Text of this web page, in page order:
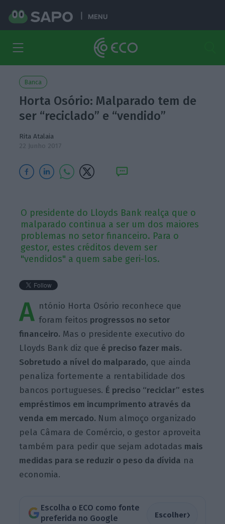
MENU
Banca
Horta Osório: Malparado tem de
ser “reciclado” e “vendido”
Rita Atalaia
22 Junho 2017
O presidente do Lloyds Bank realça que o
malparado continua a ser um dos maiores
problemas no setor financeiro. Para o
gestor, estes créditos devem ser
"vendidos" a quem sabe geri-los.
A ntónio Horta Osório reconhece que
foram feitos progressos no setor
financeiro. Mas o presidente executivo do
Lloyds Bank diz que é preciso fazer mais.
Sobretudo a nível do malparado, que ainda
penaliza fortemente a rentabilidade dos
bancos portugueses. É preciso “reciclar” estes
empréstimos em incumprimento através da
venda em mercado. Num almoço organizado
pela Câmara de Comércio, o gestor aproveita
também para pedir que sejam adotadas mais
medidas para se reduzir o peso da dívida na
economia.
Escolha o ECO como fonte
preferida no Google
Escolher›